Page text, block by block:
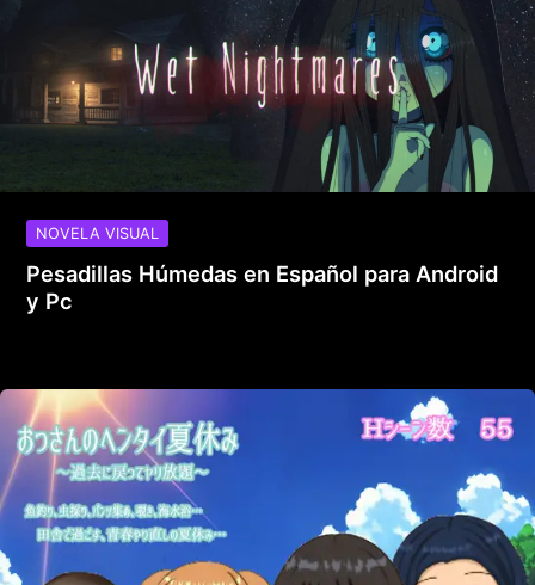
NOVELA VISUAL
Pesadillas Húmedas en Español para Android
y Pc